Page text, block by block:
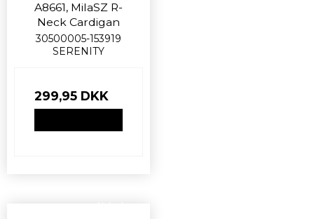
A8661, MilaSZ R-
Neck Cardigan
30500005-153919
SERENITY
299,95 DKK